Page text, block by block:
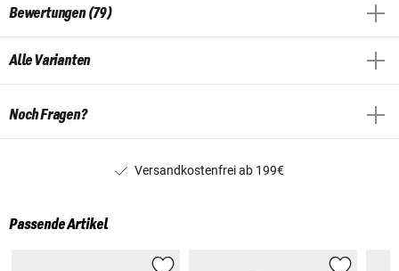
Bewertungen (79)
Alle Varianten
Noch Fragen?
Versandkostenfrei ab 199€
Passende Artikel